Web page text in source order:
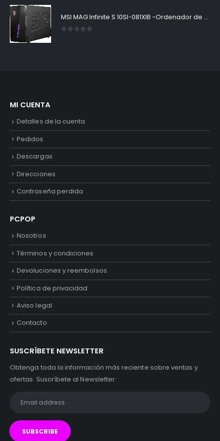
MSI MAG Infinite S 10SI-081XIB -Ordenador de sobremesa Gaming, procesador Intel Core i5-10400F, tarjeta gráfica Nvidia 1660 Super Ventus XS OC, memoria 8GB (8GB x 1), Freedos, SSD NVMe, color negro
MI CUENTA
Detalles de la cuenta
Pedidos
Descargas
Direcciones
Contraseña perdida
PCPOP
Nosotros
Términos y condiciones
Devoluciones y reembolsos
Política de privacidad
Aviso legal
Contacto
SUSCRÍBETE NEWSLETTER
Obtenga toda la información más reciente sobre ventas y
ofertas. Suscríbete al Newsletter: